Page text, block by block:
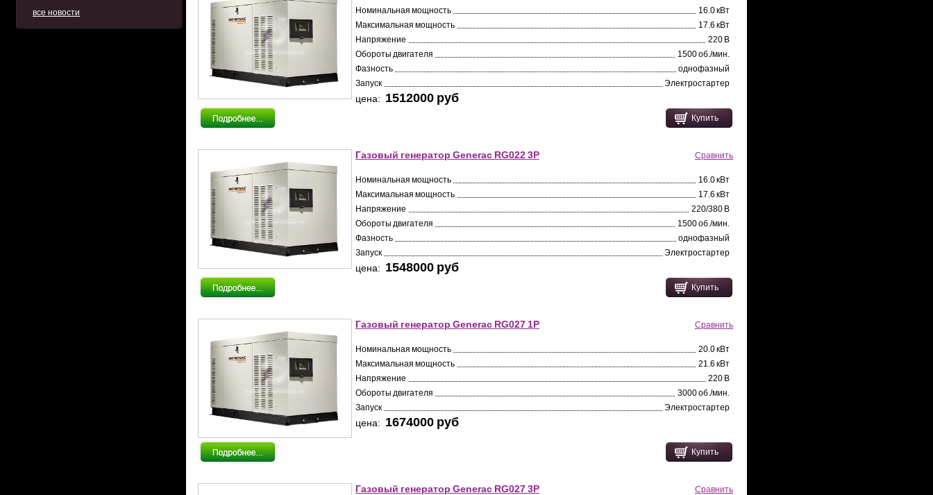
все новости Номинальная мощность
16.0 кВт
Максимальная мощность
17.6 кВт
Напряжение
220 В
Обороты двигателя
1500 об./мин.
Фазность
однофазный
Запуск
Электростартер
цена: 1512000 pуб
Купить
Газовый генератор Generac RG022 3P Сравнить
Номинальная мощность
16.0 кВт
Максимальная мощность
17.6 кВт
Напряжение
220/380 В
Обороты двигателя
1500 об./мин.
Фазность
однофазный
Запуск
Электростартер
цена: 1548000 pуб
Купить
Газовый генератор Generac RG027 1P Сравнить
Номинальная мощность
20.0 кВт
Максимальная мощность
21.6 кВт
Напряжение
220 В
Обороты двигателя
3000 об./мин.
Запуск
Электростартер
цена: 1674000 pуб
Купить
Газовый генератор Generac RG027 3P Сравнить